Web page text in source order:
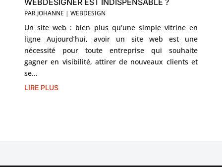
PAR JOHANNE | WEBDESIGN
Un site web : bien plus qu’une simple vitrine en
ligne Aujourd’hui, avoir un site web est une
nécessité pour toute entreprise qui souhaite
gagner en visibilité, attirer de nouveaux clients et
se...
LIRE PLUS